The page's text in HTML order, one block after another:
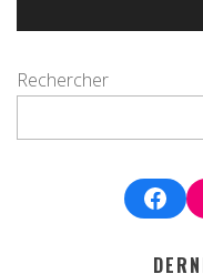
Rechercher